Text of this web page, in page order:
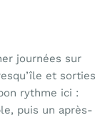
journées sur
et sorties
rythme ici :
puis un après-